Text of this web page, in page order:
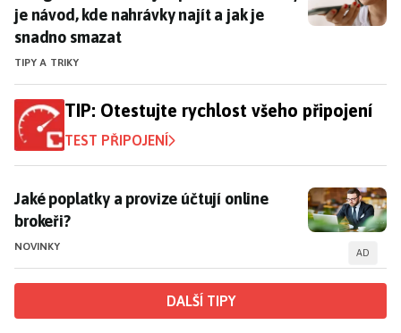
je návod, kde nahrávky najít a jak je
snadno smazat
TIPY A TRIKY
TIP: Otestujte rychlost všeho připojení
TEST PŘIPOJENÍ
Jaké poplatky a provize účtují online brokeři?
Jaké poplatky a provize účtují online
brokeři?
NOVINKY AD
DALŠÍ TIPY